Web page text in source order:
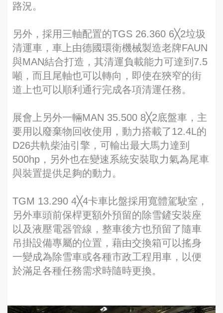
路況。
另外，採用三軸配置的TGS 26.360 6╳2垃圾
清運車，車上由德國環衛機械製造老牌FAUN
與MAN結合打造，其清運負載能力可達到7.5
噸，而且尾軸也可以轉向，即使在狹窄的街
道上也可以順利通行完成各項清運任務。
展會上另外一輛MAN 35.500 8╳2底盤車，主
要用以廢棄物回收使用，動力搭載了12.4L的
D26共軌柴油引擎，可輸出最大馬力達到
500hp，另外也在變速系統安裝取力氣為尾車
與裝置提供足夠的動力。
TGM 13.290 4╳4卡車比盤採用寬體駕駛室，
另外車頭前保桿更額外預留的除雪鏟安裝座
以及液壓電器管線，整車後方也預留了隨車
吊掛設備專屬的位置，藉由交換箱可以搖身
一變成為除雪車或各種市政工程用車，以便
於滿足各種任務需求時隨時更換。